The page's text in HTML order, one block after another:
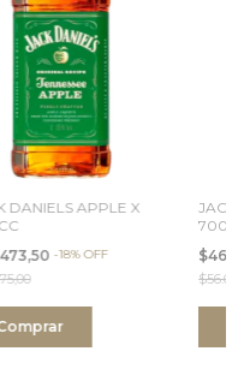
DANIELS APPLE X
-18%OFF
JACK